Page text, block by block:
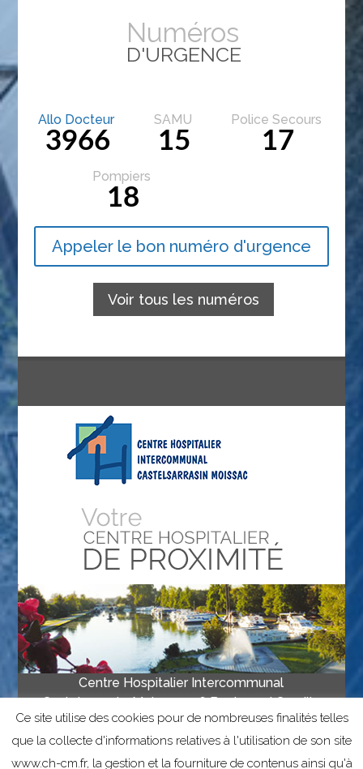
Numéros
D'URGENCE
Allo Docteur
3966
SAMU
15
Police Secours
17
Pompiers
18
Appeler le bon numéro d'urgence
Voir tous les numéros
Centre Hospitalier Intercommunal
Castelsarrasin-Moissac • 16 Boulevard Camille
Delthil, 82201 Moissac • Tél 05 63 04 67 00
• Fax 05 63 04 67 67
Ce site utilise des cookies pour de nombreuses finalités telles
que la collecte d'informations relatives à l'utilisation de son site
www.ch-cm.fr, la gestion et la fourniture de contenus ainsi qu'à